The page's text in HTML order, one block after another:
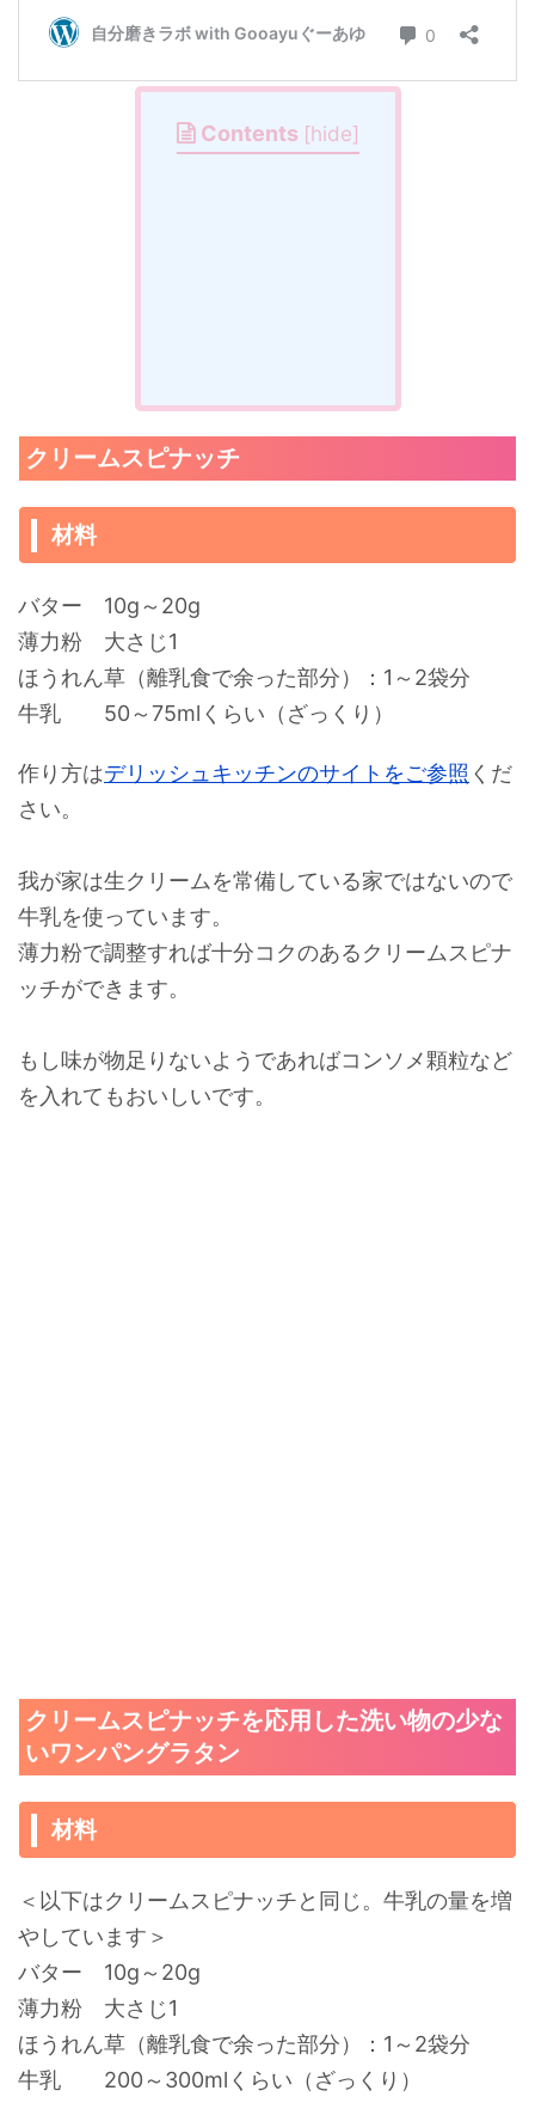
Contents [hide]
クリームスピナッチ
材料
バター 10g～20g
薄力粉 大さじ1
ほうれん草（離乳食で余った部分）：1～2袋分
牛乳 50～75mlくらい（ざっくり）
作り方はデリッシュキッチンのサイトをご参照 くだ
さい。
我が家は生クリームを常備している家ではないので
牛乳を使っています。
薄力粉で調整すれば十分コクのあるクリームスピナ
ッチができます。
もし味が物足りないようであればコンソメ顆粒など
を入れてもおいしいです。
クリームスピナッチを応用した洗い物の少な
いワンパングラタン
材料
＜以下はクリームスピナッチと同じ。牛乳の量を増
やしています＞
バター 10g～20g
薄力粉 大さじ1
ほうれん草（離乳食で余った部分）：1～2袋分
牛乳 200～300mlくらい（ざっくり）